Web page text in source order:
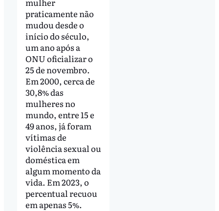
praticamente não
mudou desde o
início do século,
um ano após a
ONU oficializar o
25 de novembro.
Em 2000, cerca de
30,8% das
mulheres no
mundo, entre 15 e
49 anos, já foram
vítimas de
violência sexual ou
doméstica em
algum momento da
vida. Em 2023, o
percentual recuou
em apenas 5%.